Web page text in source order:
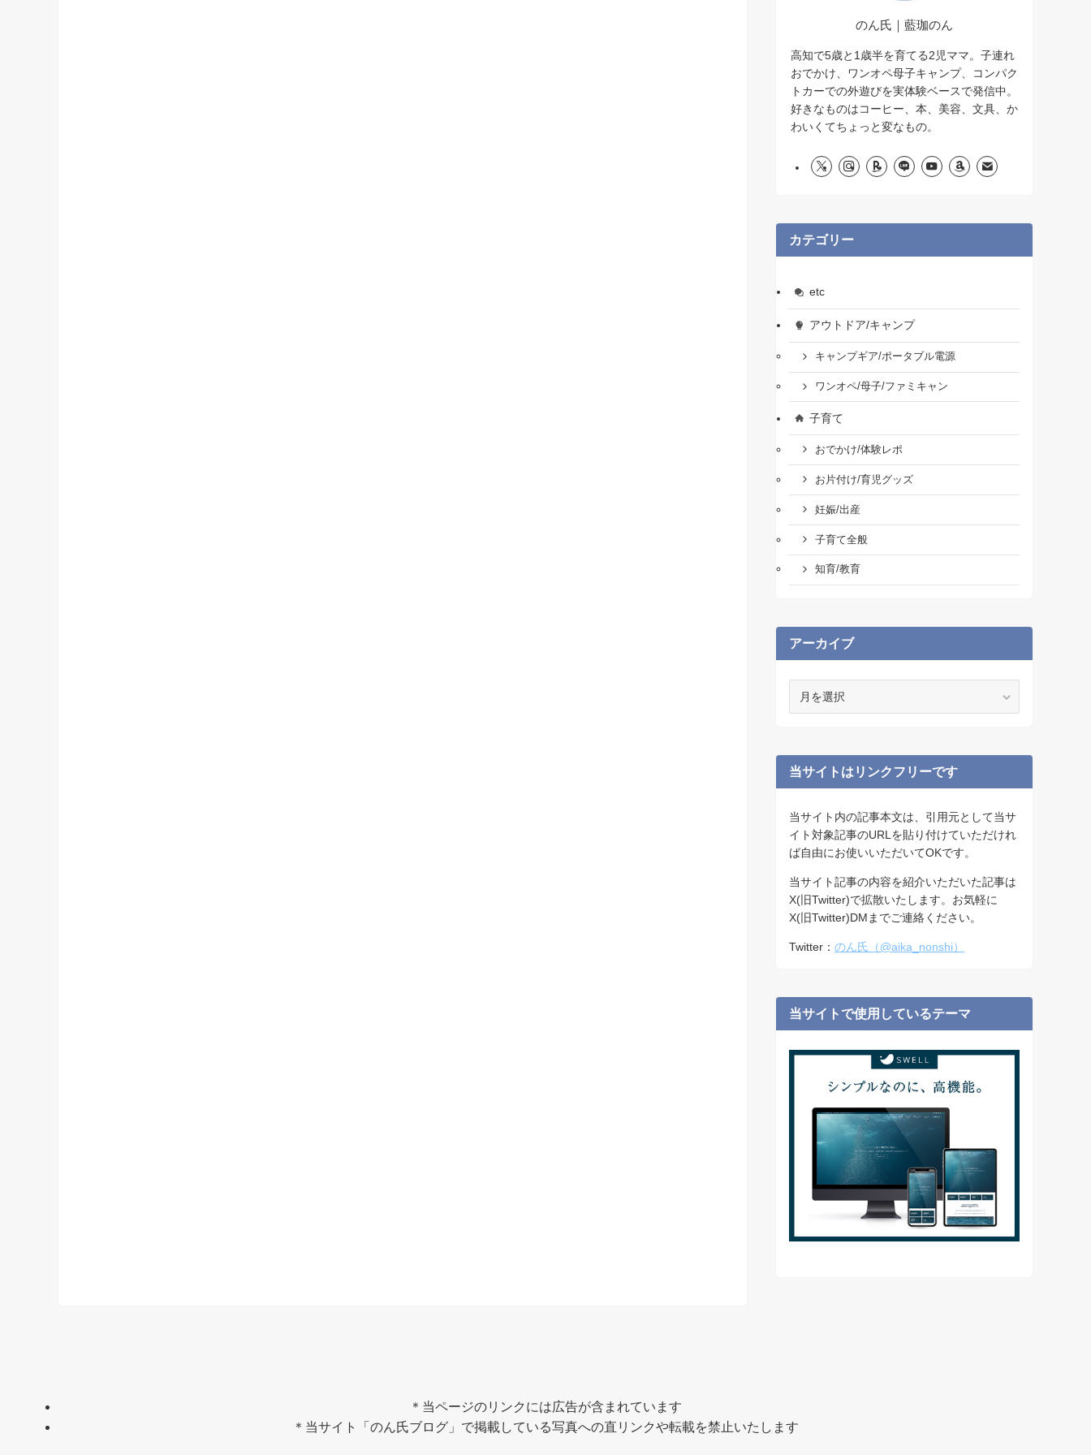
のん氏｜藍珈のん
高知で5歳と1歳半を育てる2児ママ。子連れ
おでかけ、ワンオペ母子キャンプ、コンパク
トカーでの外遊びを実体験ベースで発信中。
好きなものはコーヒー、本、美容、文具、か
わいくてちょっと変なもの。
カテゴリー
etc
アウトドア/キャンプ
キャンプギア/ポータブル電源
ワンオペ/母子/ファミキャン
子育て
おでかけ/体験レポ
お片付け/育児グッズ
妊娠/出産
子育て全般
知育/教育
アーカイブ
ブ
当サイトはリンクフリーです
当サイト内の記事本文は、引用元として当サ
イト対象記事のURLを貼り付けていただけれ
ば自由にお使いいただいてOKです。
当サイト記事の内容を紹介いただいた記事は
X(旧Twitter)で拡散いたします。お気軽に
X(旧Twitter)DMまでご連絡ください。
Twitter： のん氏（@aika_nonshi）
当サイトで使用しているテーマ
＊当ページのリンクには広告が含まれています
＊当サイト「のん氏ブログ」で掲載している写真への直リンクや転載を禁止いたします